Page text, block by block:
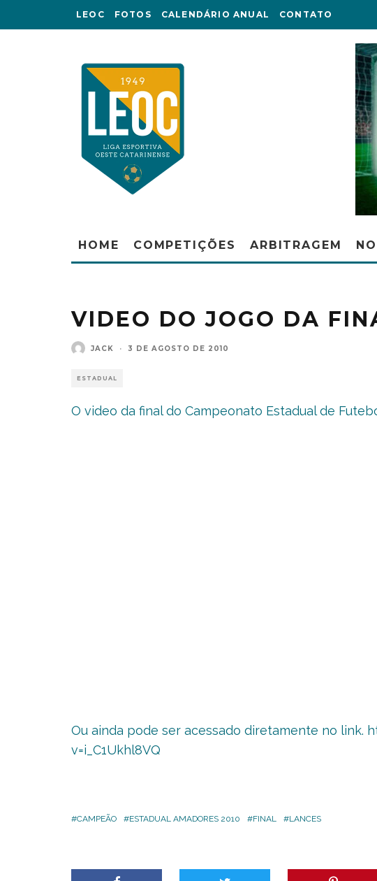
LEOC FOTOS CALENDÁRIO ANUAL CONTATO
HOME COMPETIÇÕES ARBITRAGEM
VIDEO DO JOGO DA
JACK · 3 DE AGOSTO DE 2010
ESTADUAL
O video da final do Campeonato Estadual de
Ou ainda pode ser acessado diretamente no link.
v=i_C1Ukhl8VQ
CAMPEÃO ESTADUAL AMADORES 2010 FINAL LANCES